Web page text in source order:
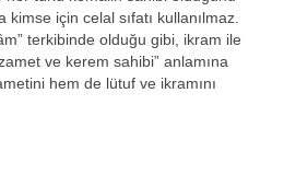
kimse için celal sıfatı kullanılmaz.
terkibinde olduğu gibi, ikram ile
ve kerem sahibi” anlamına
hem de lütuf ve ikramını